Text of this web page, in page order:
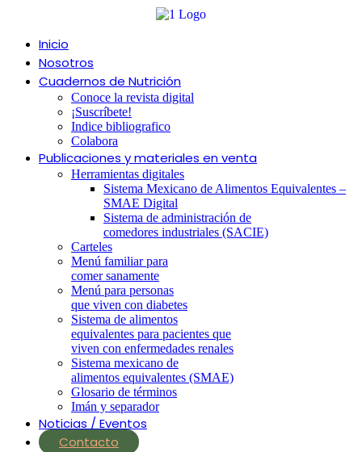
contenido
Inicio
Nosotros
Cuadernos de Nutrición
Conoce la revista digital
¡Suscríbete!
Indice bibliografico
Colabora
Publicaciones y materiales en venta
Herramientas digitales
Sistema Mexicano de Alimentos Equivalentes –
SMAE Digital
Sistema de administración de
comedores industriales (SACIE)
Carteles
Menú familiar para
comer sanamente
Menú para personas
que viven con diabetes
Sistema de alimentos
equivalentes para pacientes que
viven con enfermedades renales
Sistema mexicano de
alimentos equivalentes (SMAE)
Glosario de términos
Imán y separador
Noticias / Eventos
Contacto